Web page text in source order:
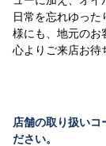
日常を忘れゆっ
様にも、地元のお
心よりご来店お待
店舗の取り扱いコ
ださい。